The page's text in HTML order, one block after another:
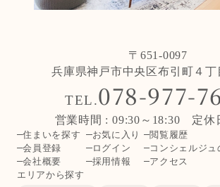
〒651-0097
兵庫県神戸市中央区布引町４丁
TEL.078-977-
営業時間 : 09:30～18:30 定休
住まいを探す お気に入り
閲覧履歴
会員登録
ログイン
コンシェルジュ
会社概要
採用情報
アクセス
エリアから探す